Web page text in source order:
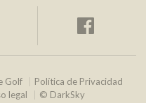
Golf
Política de Privacidad
legal
© DarkSky